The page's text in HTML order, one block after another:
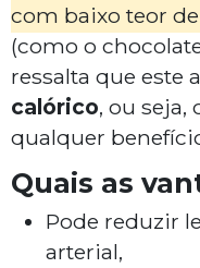
com baixo teor
(como o
ressalta que este
calórico, ou seja,
qualquer
Quais as
Pode reduzir
arterial,